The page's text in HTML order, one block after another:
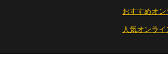
おすすめオ
人気オンラ